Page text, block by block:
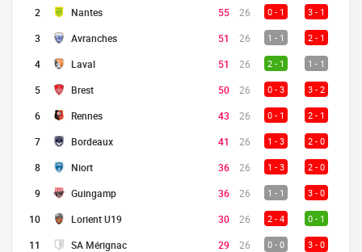
2 Nantes 55 26 0 - 1 3 - 1
3 Avranches 51 26 1 - 1 2 - 1
4 Laval 51 26 2 - 1 1 - 1
5 Brest 50 26 0 - 3 3 - 2
6 Rennes 43 26 0 - 1 2 - 1
7 Bordeaux 41 26 1 - 3 2 - 0
8 Niort 36 26 1 - 3 2 - 0
9 Guingamp 36 26 1 - 1 3 - 0
10 Lorient U19 30 26 2 - 4 0 - 1
11 SA Mérignac 29 26 0 - 0 3 - 0